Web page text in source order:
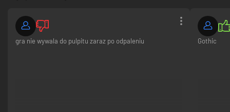
gra nie wywala do pulpitu zaraz po odpaleniu Gothic